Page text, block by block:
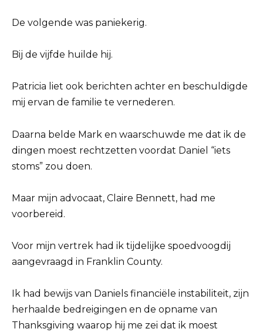
De volgende was paniekerig.
Bij de vijfde huilde hij.
Patricia liet ook berichten achter en beschuldigde
mij ervan de familie te vernederen.
Daarna belde Mark en waarschuwde me dat ik de
dingen moest rechtzetten voordat Daniel “iets
stoms” zou doen.
Maar mijn advocaat, Claire Bennett, had me
voorbereid.
Voor mijn vertrek had ik tijdelijke spoedvoogdij
aangevraagd in Franklin County.
Ik had bewijs van Daniels financiële instabiliteit, zijn
herhaalde bedreigingen en de opname van
Thanksgiving waarop hij me zei dat ik moest